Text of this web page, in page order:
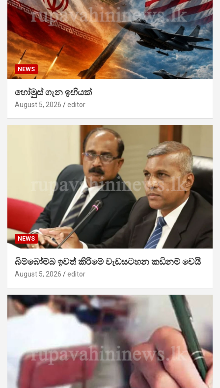
NEWS
හෝමුස් ගැන ඉඟියක්
August 5, 2026 editor
NEWS
බිම්බෝම්බ ඉවත් කිරීමේ වැඩසටහන කඩිනම් වෙයි
August 5, 2026 editor